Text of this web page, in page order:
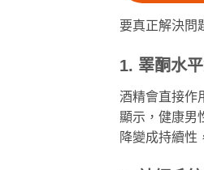
要真正解決問
1. 睪酮水
酒精會直接作
顯示，健康男
降變成持續性